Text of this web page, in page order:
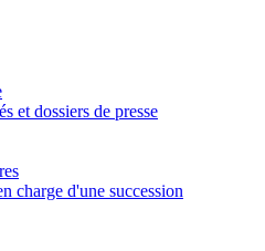
et dossiers de presse
charge d'une succession